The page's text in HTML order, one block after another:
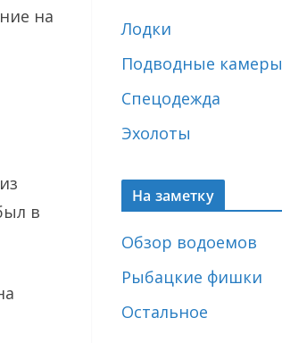
на
в
Лодки
Подводные камеры
Спецодежда
Эхолоты
На заметку
Обзор водоемов
Рыбацкие фишки
Остальное